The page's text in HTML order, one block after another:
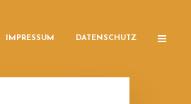
IMPRESSUM DATENSCHUTZ